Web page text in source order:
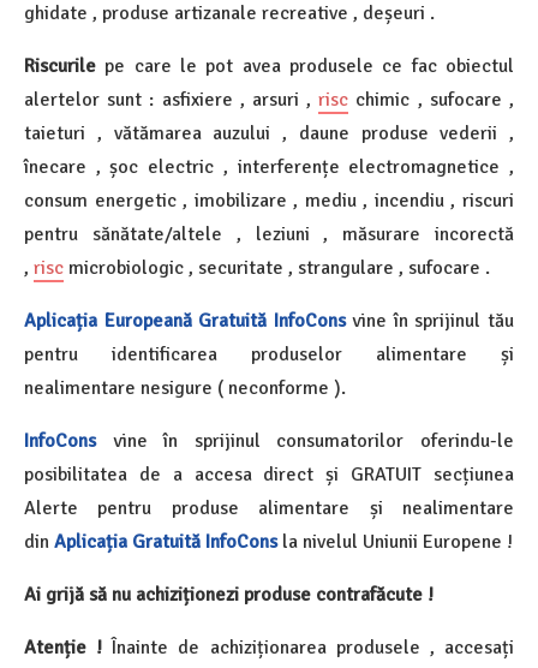
ghidate , produse artizanale recreative , deșeuri .
Riscurile pe care le pot avea produsele ce fac obiectul
alertelor sunt : asfixiere , arsuri , risc chimic , sufocare ,
taieturi , vătămarea auzului , daune produse vederii ,
înecare , șoc electric , interferențe electromagnetice ,
consum energetic , imobilizare , mediu , incendiu , riscuri
pentru sănătate/altele , leziuni , măsurare incorectă
, risc microbiologic , securitate , strangulare , sufocare .
Aplicația Europeană Gratuită InfoConsvine în sprijinul tău
pentru identificarea produselor alimentare și
nealimentare nesigure ( neconforme ).
InfoConsvine în sprijinul consumatorilor oferindu-le
posibilitatea de a accesa direct și GRATUIT secțiunea
Alerte pentru produse alimentare și nealimentare
din Aplicația Gratuită InfoConsla nivelul Uniunii Europene !
Ai grijă să nu achiziționezi produse contrafăcute !
Atenție ! Înainte de achiziționarea produsele , accesați